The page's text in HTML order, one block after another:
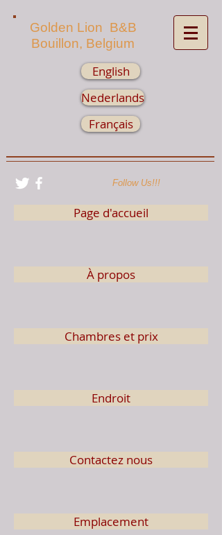
Golden Lion B&B
Bouillon, Belgium
English
Nederlands
Français
Follow Us!!!
Page d'accueil
À propos
Chambres et prix
Endroit
Contactez nous
Emplacement